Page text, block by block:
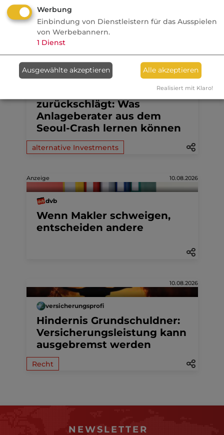
AktuelleNachrichten
10.08.2026
fundresearch
zurückschlägt: Was
Anlageberater aus dem
Seoul-Crash lernen können
alternative Investments
Anzeige 10.08.2026
dvb
Wenn Makler schweigen,
entscheiden andere
10.08.2026
versicherungsprofi
Hindernis Grundschuldner:
Versicherungsleistung kann
ausgebremst werden
Recht
NEWSLETTER
Werbung
Einbindung von Dienstleistern für das Ausspielen
von Werbebannern.
1 Dienst
Ausgewählte akzeptieren Alle akzeptieren
Realisiert mit Klaro!